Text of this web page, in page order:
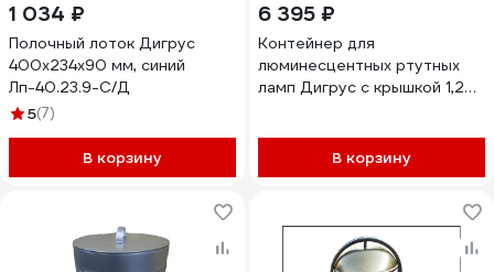
1 034 ₽
Полочный лоток Дигрус
400x234x90 мм, синий
Лп-40.23.9-С/Д
5(7)
В корзину
6 395 ₽
Контейнер для
люминесцентных ртутных
ламп Дигрус с крышкой 1,25
В корзину